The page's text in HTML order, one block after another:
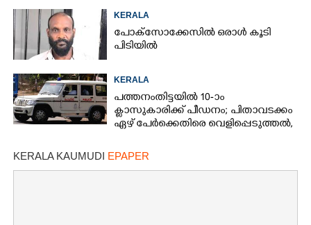
KERALA
പോക്സോക്കേസിൽ ഒരാൾ കൂടി
പിടിയിൽ
KERALA
പത്തനംതിട്ടയിൽ 10-ാം
ക്ലാസുകാരിക്ക് പീഡനം; പിതാവടക്കം
ഏഴ് പേർക്കെതിരെ വെളിപ്പെടുത്തൽ,
KERALA KAUMUDI EPAPER